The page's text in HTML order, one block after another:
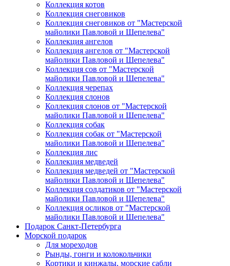
Коллекция котов
Коллекция снеговиков
Коллекция снеговиков от "Мастерской
майолики Павловой и Шепелева"
Коллекция ангелов
Коллекция ангелов от "Мастерской
майолики Павловой и Шепелева"
Коллекция сов от "Мастерской
майолики Павловой и Шепелева"
Коллекция черепах
Коллекция слонов
Коллекция слонов от "Мастерской
майолики Павловой и Шепелева"
Коллекция собак
Коллекция собак от "Мастерской
майолики Павловой и Шепелева"
Коллекция лис
Коллекция медведей
Коллекция медведей от "Мастерской
майолики Павловой и Шепелева"
Коллекция солдатиков от "Мастерской
майолики Павловой и Шепелева"
Коллекция осликов от "Мастерской
майолики Павловой и Шепелева"
Подарок Санкт-Петербурга
Морской подарок
Для мореходов
Рынды, гонги и колокольчики
Кортики и кинжалы, морские сабли